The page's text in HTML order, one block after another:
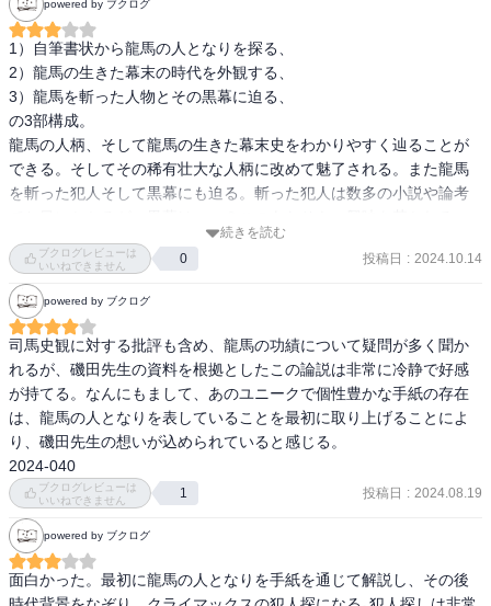
powered by ブクログ
1）自筆書状から龍馬の人となりを探る、
2）龍馬の生きた幕末の時代を外観する、
3）龍馬を斬った人物とその黒幕に迫る、
の3部構成。
龍馬の人柄、そして龍馬の生きた幕末史をわかりやすく辿ることが
できる。そしてその稀有壮大な人柄に改めて魅了される。また龍馬
を斬った犯人そして黒幕にも迫る。斬った犯人は数多の小説や論考
続きを読む
ブクログレビューは
いいねできません
0 投稿日 : 2024.10.14
powered by ブクログ
司馬史観に対する批評も含め、龍馬の功績について疑問が多く聞か
れるが、磯田先生の資料を根拠としたこの論説は非常に冷静で好感
が持てる。なんにもまして、あのユニークで個性豊かな手紙の存在
は、龍馬の人となりを表していることを最初に取り上げることによ
り、磯田先生の想いが込められていると感じる。
2024-040
ブクログレビューは
いいねできません
1 投稿日 : 2024.08.19
powered by ブクログ
面白かった。最初に龍馬の人となりを手紙を通じて解説し、その後